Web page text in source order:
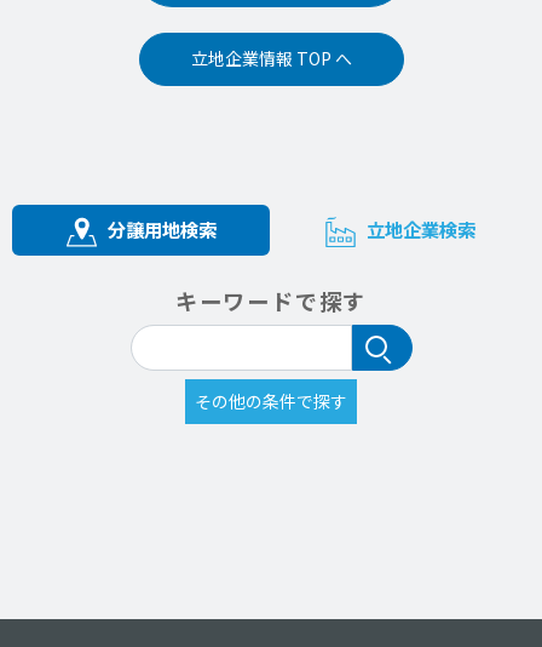
立地企業情報 TOP へ
分譲用地検索 立地企業検索
キーワードで探す